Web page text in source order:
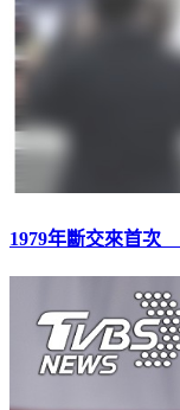
1979年斷交來首次